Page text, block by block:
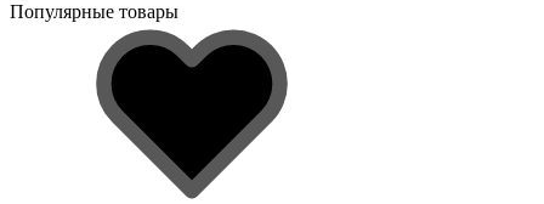
Популярные товары